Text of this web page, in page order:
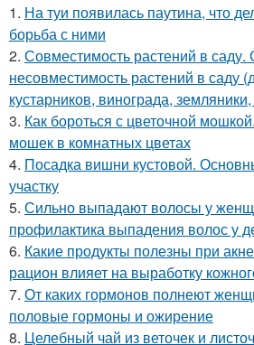
1. На туи появилась паутина, что
борьба с ними
2. Совместимость растений в саду.
несовместимость растений в саду
кустарников, винограда,
3. Как бороться с цветочной
мошек в комнатных цветах
4. Посадка вишни кустовой.
участку
5. Сильно выпадают волосы у
профилактика выпадения волос у
6. Какие продукты полезны при
рацион влияет на выработку
7. От каких гормонов полнеют
половые гормоны и ожирение
8. Целебный чай из веточек и